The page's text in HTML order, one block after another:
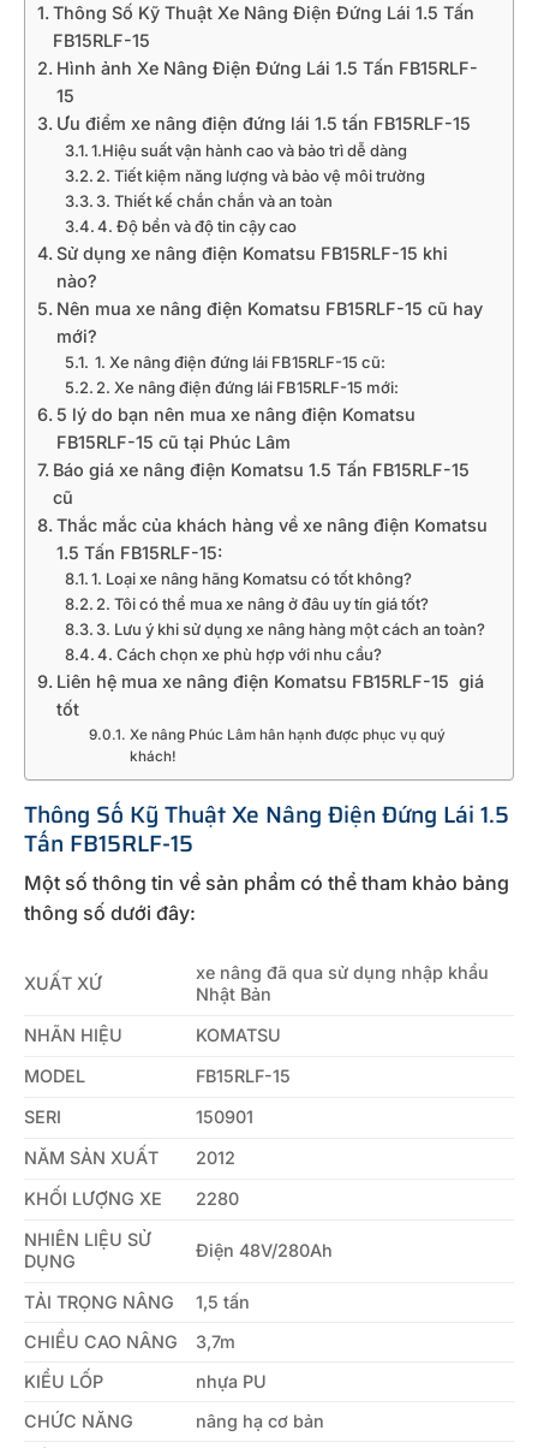
Thông Số Kỹ Thuật Xe Nâng Điện Đứng Lái 1.5 Tấn
FB15RLF-15
Hình ảnh Xe Nâng Điện Đứng Lái 1.5 Tấn FB15RLF-
15
Ưu điểm xe nâng điện đứng lái 1.5 tấn FB15RLF-15
1.Hiệu suất vận hành cao và bảo trì dễ dàng
2. Tiết kiệm năng lượng và bảo vệ môi trường
3. Thiết kế chắn chắn và an toàn
4. Độ bền và độ tin cậy cao
Sử dụng xe nâng điện Komatsu FB15RLF-15 khi
nào?
Nên mua xe nâng điện Komatsu FB15RLF-15 cũ hay
mới?
1. Xe nâng điện đứng lái FB15RLF-15 cũ:
2. Xe nâng điện đứng lái FB15RLF-15 mới:
5 lý do bạn nên mua xe nâng điện Komatsu
FB15RLF-15 cũ tại Phúc Lâm
Báo giá xe nâng điện Komatsu 1.5 Tấn FB15RLF-15
cũ
Thắc mắc của khách hàng về xe nâng điện Komatsu
1.5 Tấn FB15RLF-15:
1. Loại xe nâng hãng Komatsu có tốt không?
2. Tôi có thể mua xe nâng ở đâu uy tín giá tốt?
3. Lưu ý khi sử dụng xe nâng hàng một cách an toàn?
4. Cách chọn xe phù hợp với nhu cầu?
Liên hệ mua xe nâng điện Komatsu FB15RLF-15 giá
tốt
Xe nâng Phúc Lâm hân hạnh được phục vụ quý
khách!
Thông Số Kỹ Thuật Xe Nâng Điện Đứng Lái 1.5
Tấn FB15RLF-15
Một số thông tin về sản phẩm có thể tham khảo bảng
thông số dưới đây:
XUẤT XỨ
xe nâng đã qua sử dụng nhập khẩu
Nhật Bản
NHÃN HIỆU
KOMATSU
MODEL
FB15RLF-15
SERI
150901
NĂM SẢN XUẤT
2012
KHỐI LƯỢNG XE
2280
NHIÊN LIỆU SỬ
DỤNG
Điện 48V/280Ah
TẢI TRỌNG NÂNG
1,5 tấn
CHIỀU CAO NÂNG
3,7m
KIỂU LỐP
nhựa PU
CHỨC NĂNG
nâng hạ cơ bản